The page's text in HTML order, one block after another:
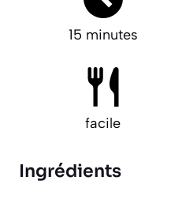
15 minutes
facile
Ingrédients